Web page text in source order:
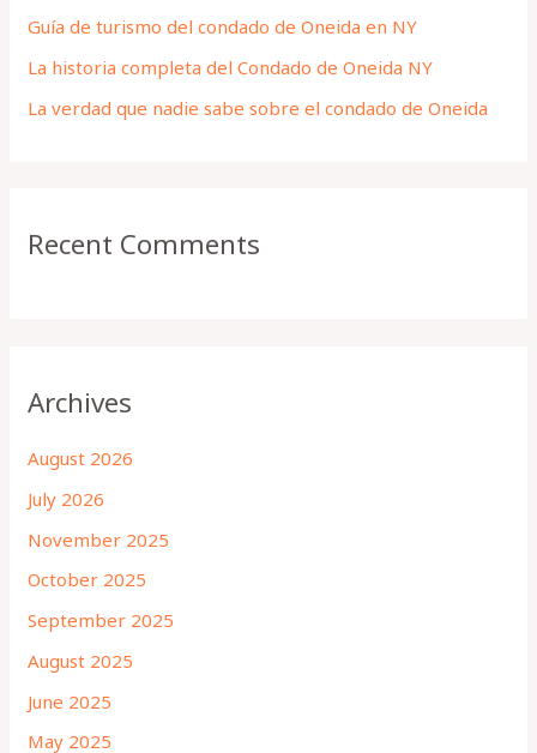
r
:
Guía de turismo del condado de Oneida en NY
La historia completa del Condado de Oneida NY
La verdad que nadie sabe sobre el condado de Oneida
Recent Comments
Archives
August 2026
July 2026
November 2025
October 2025
September 2025
August 2025
June 2025
May 2025